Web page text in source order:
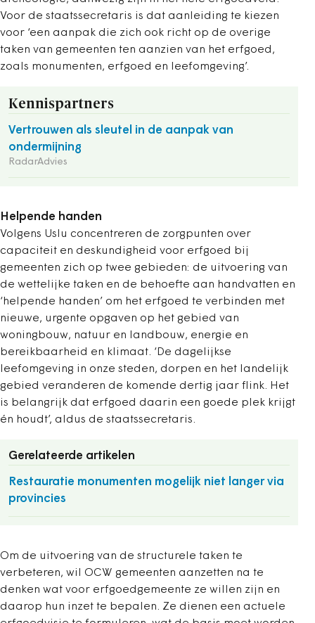
Voor de staatssecretaris is dat aanleiding te kiezen
voor ‘een aanpak die zich ook richt op de overige
taken van gemeenten ten aanzien van het erfgoed,
zoals monumenten, erfgoed en leefomgeving’.
Kennispartners
Vertrouwen als sleutel in de aanpak van
ondermijning
RadarAdvies
Helpende handen
Volgens Uslu concentreren de zorgpunten over
capaciteit en deskundigheid voor erfgoed bij
gemeenten zich op twee gebieden: de uitvoering van
de wettelijke taken en de behoefte aan handvatten en
‘helpende handen’ om het erfgoed te verbinden met
nieuwe, urgente opgaven op het gebied van
woningbouw, natuur en landbouw, energie en
bereikbaarheid en klimaat. ‘De dagelijkse
leefomgeving in onze steden, dorpen en het landelijk
gebied veranderen de komende dertig jaar flink. Het
is belangrijk dat erfgoed daarin een goede plek krijgt
én houdt’, aldus de staatssecretaris.
Gerelateerde artikelen
Restauratie monumenten mogelijk niet langer via
provincies
Om de uitvoering van de structurele taken te
verbeteren, wil OCW gemeenten aanzetten na te
denken wat voor erfgoedgemeente ze willen zijn en
daarop hun inzet te bepalen. Ze dienen een actuele